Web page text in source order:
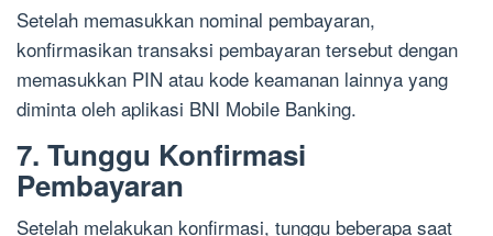
Setelah memasukkan nominal pembayaran,
konfirmasikan transaksi pembayaran tersebut dengan
memasukkan PIN atau kode keamanan lainnya yang
diminta oleh aplikasi BNI Mobile Banking.
7. Tunggu Konfirmasi
Pembayaran
Setelah melakukan konfirmasi, tunggu beberapa saat